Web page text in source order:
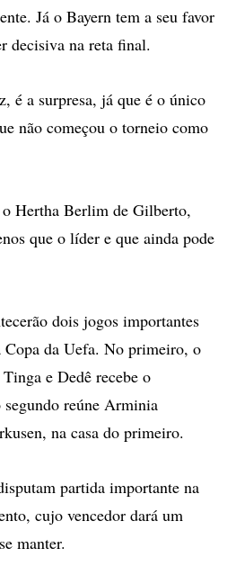
Já o Bayern tem a seu favor
decisiva na reta final.
é a surpresa, já que é o único
não começou o torneio como
Hertha Berlim de Gilberto,
que o líder e que ainda pode
dois jogos importantes
Copa da Uefa. No primeiro, o
e Dedê recebe o
reúne Arminia
na casa do primeiro.
partida importante na
cujo vencedor dará um
manter.